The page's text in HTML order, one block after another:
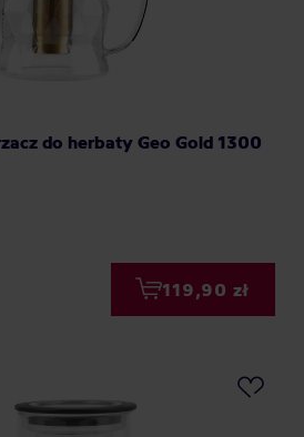
do herbaty Geo Gold 1300
119,90 zł